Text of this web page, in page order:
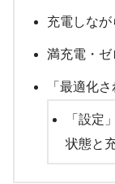
充電しなが
満充電・ゼ
「最適化
「設定
状態と